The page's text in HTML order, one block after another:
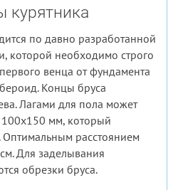
курятника
по давно разработанной
которой необходимо строго
венца от фундамента
Концы бруса
Лагами для пола может
100х150 мм, который
Оптимальным расстоянием
Для заделывания
обрезки бруса.